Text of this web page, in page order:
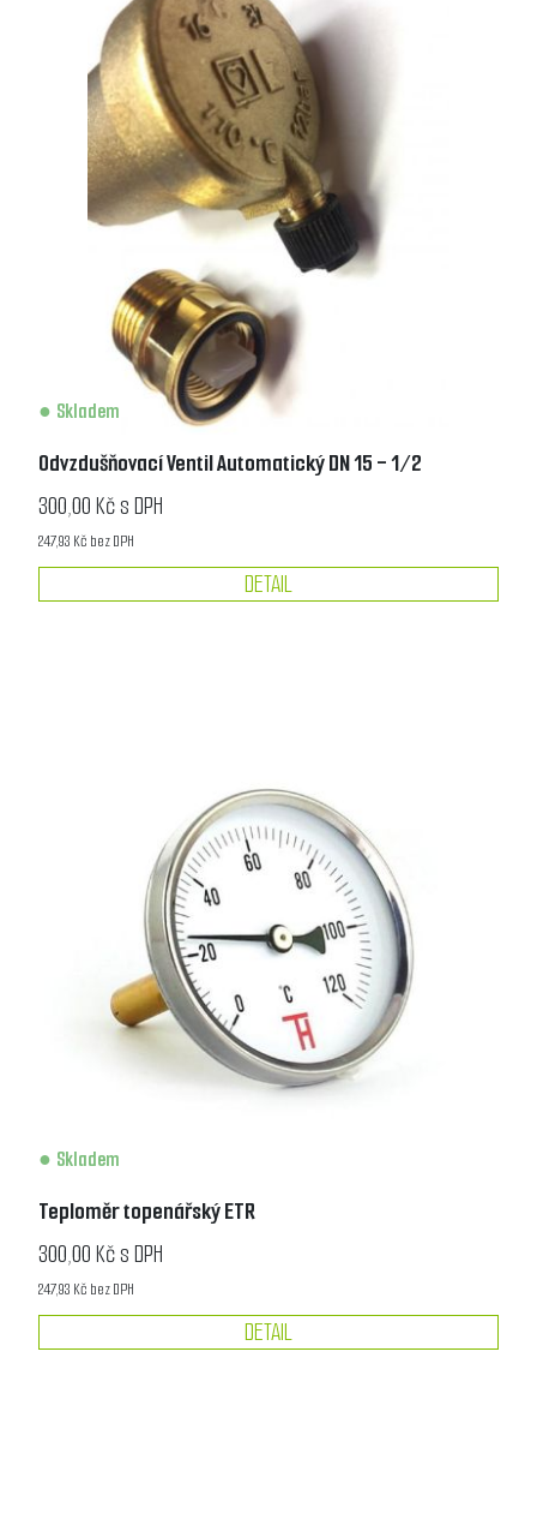
Skladem
Odvzdušňovací Ventil Automatický DN 15 - 1/2
300,00 Kč s DPH
247,93 Kč bez DPH
DETAIL
Skladem
Teploměr topenářský ETR
300,00 Kč s DPH
247,93 Kč bez DPH
DETAIL